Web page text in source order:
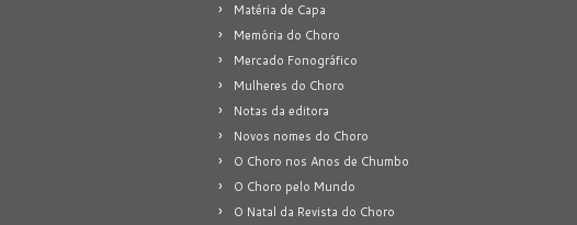
Matéria de Capa
Memória do Choro
Mercado Fonográfico
Mulheres do Choro
Notas da editora
Novos nomes do Choro
O Choro nos Anos de Chumbo
O Choro pelo Mundo
O Natal da Revista do Choro